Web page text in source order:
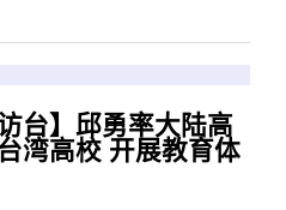
台】邱勇率大陆高
湾高校 开展教育体